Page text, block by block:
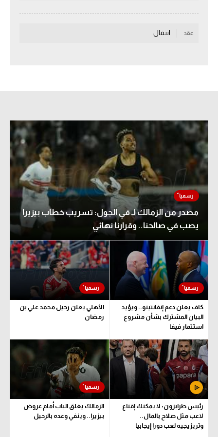
سعودي في الجول
الدوري الإنجليزي
أمم إفريقيا
كرة السلة الأمريكية
كرة سلة
كرة يد
كرة طائرة
الوطن العربي
في المونديال
رياضة نسائية
آسيا
أمريكا
ركن الألعاب
أقسام خاصة
Gamers
ميركاتو
تحقيق في الجول
تقرير في الجول
عقد انتقال
مصدر من الزمالك لـ في الجول: تسريب خطاب بيزيرا
يصب في صالحنا.. وقرارنا نهائي
كاف يعلن دعم إنفانتينو.. ويؤيد
البيان المشترك بشأن مشروع
استثمار فيفا
الأهلي يعلن رحيل محمد علي بن
رمضان
رئيس طرابزون: لا يمكنك إقناع
لاعب مثل صلاح بالمال..
وتريزيجيه لعب دورا إيجابيا
الزمالك يغلق الباب أمام عروض
بيزيرا.. وينفي وعده بالرحيل